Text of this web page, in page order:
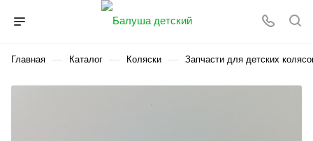
Главная — Каталог — Коляски — Запчасти для детских